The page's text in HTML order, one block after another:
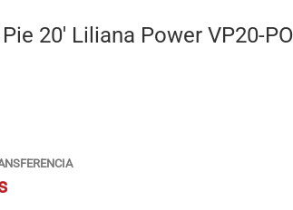
20′ Liliana Power VP20-